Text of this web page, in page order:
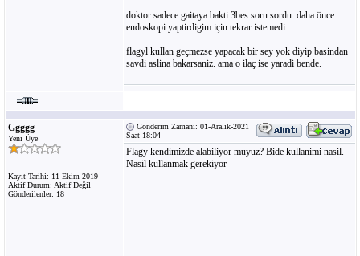
doktor sadece gaitaya bakti 3bes soru sordu. daha önce
endoskopi yaptirdigim için tekrar istemedi.
flagyl kullan geçmezse yapacak bir sey yok diyip basindan
savdi aslina bakarsaniz. ama o ilaç ise yaradi bende.
Ggggg
Yeni Üye
Kayıt Tarihi: 11-Ekim-2019
Aktif Durum: Aktif Değil
Gönderilenler: 18
Gönderim Zamanı: 01-Aralik-2021
Saat 18:04
Flagy kendimizde alabiliyor muyuz? Bide kullanimi nasil.
Nasil kullanmak gerekiyor